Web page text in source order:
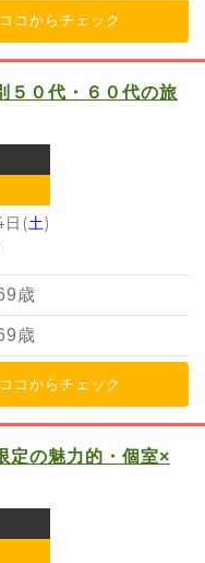
コからチェック
５０代・６０代の旅
日(土)
歳
歳
コからチェック
定の魅力的・個室×